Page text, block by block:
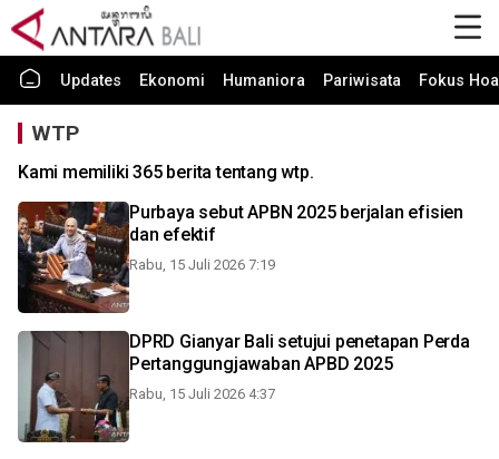
Updates Ekonomi Humaniora Pariwisata Fokus
WTP
Kami memiliki 365 berita tentang wtp.
Purbaya sebut APBN 2025 berjalan efisien
dan efektif
Rabu, 15 Juli 2026 7:19
DPRD Gianyar Bali setujui penetapan Perda
Pertanggungjawaban APBD 2025
Rabu, 15 Juli 2026 4:37